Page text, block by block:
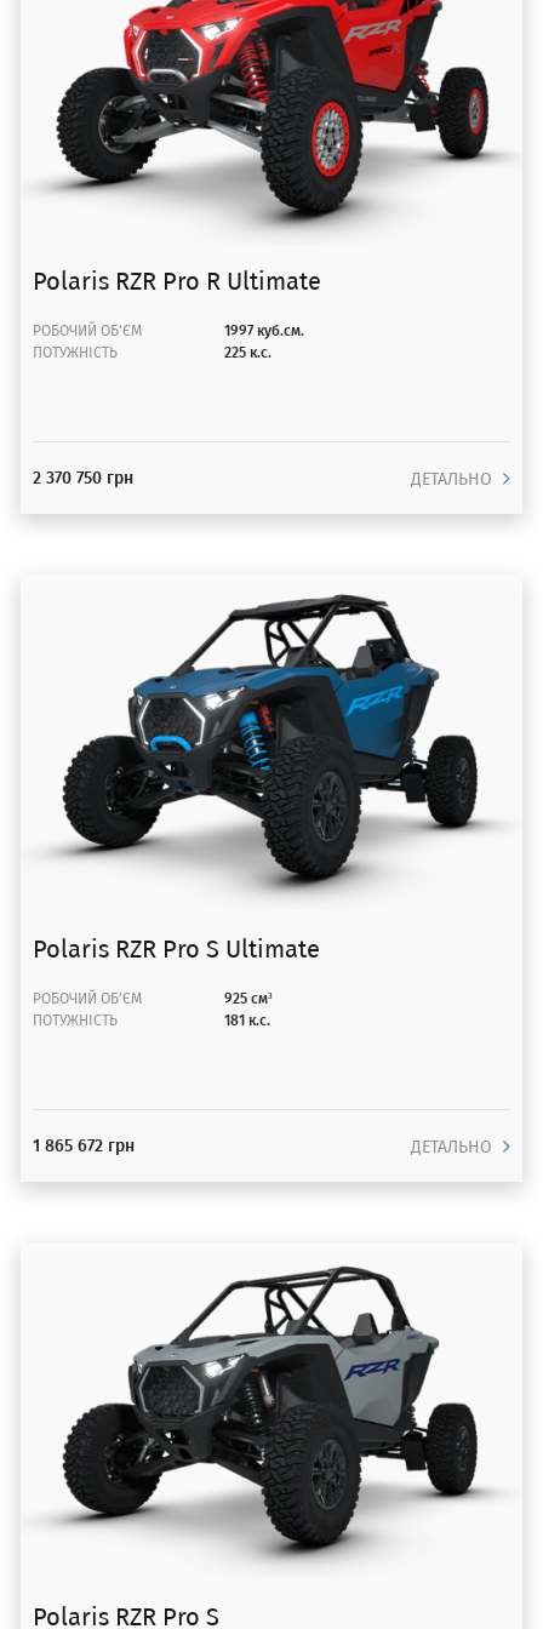
Polaris RZR Pro R Ultimate
РОБОЧИЙ ОБ'ЄМ
1997 куб.см.
ПОТУЖНІСТЬ
225 к.с.
2 370 750 грн ДЕТАЛЬНО
Polaris RZR Pro S Ultimate
РОБОЧИЙ ОБ'ЄМ
925 см³
ПОТУЖНІСТЬ
181 к.с.
1 865 672 грн ДЕТАЛЬНО
Polaris RZR Pro S